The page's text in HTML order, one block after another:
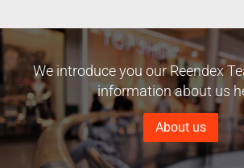
We introduce you our Reendex
information about us
About us